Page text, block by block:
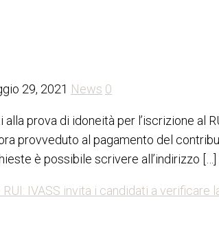
29, 2021 News 0
prova di idoneità per l’iscrizione al
provveduto al pagamento del
è possibile scrivere all’indirizzo […]
RUI: IVASS invita i candidati a